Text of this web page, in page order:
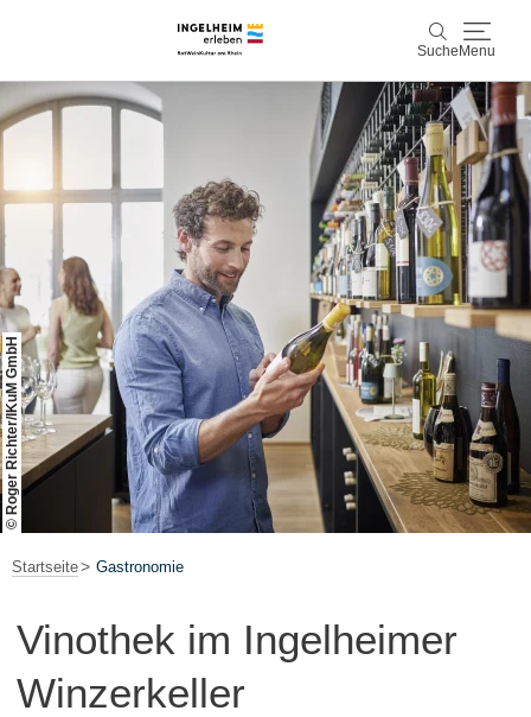
Suche Menu
Suche
Entdecken & Erleben
Wein & Genuss
Kaiserpfalz, Kunst & Kultur
Planen & Buchen
Info & Service
Leichte SpracheUnterkünfteErlebnisse buchen
© Roger Richter/IKuM GmbH
Startseite Gastronomie
Vinothek im Ingelheimer
Winzerkeller